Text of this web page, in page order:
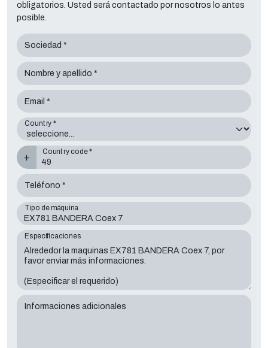
obligatorios. Usted será contactado por nosotros lo antes
posible.
Sociedad *
Nombre y apellido *
Email *
Country *
+
Country code *
Teléfono *
Tipo de máquina
Especificaciones
Informaciones adicionales